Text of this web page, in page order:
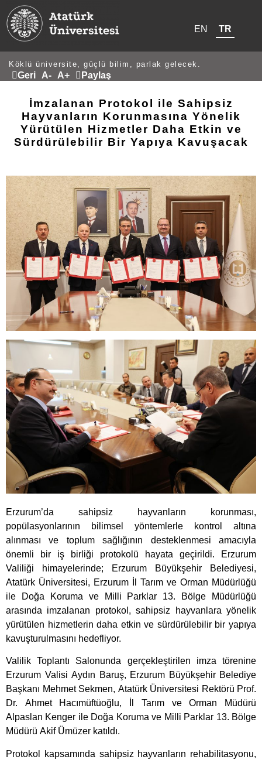
EN TR
Köklü üniversite, güçlü bilim, parlak gelecek.
Geri A- A+ Paylaş
İmzalanan Protokol ile Sahipsiz
Hayvanların Korunmasına Yönelik
Yürütülen Hizmetler Daha Etkin ve
Sürdürülebilir Bir Yapıya Kavuşacak
Erzurum’da sahipsiz hayvanların korunması,
popülasyonlarının bilimsel yöntemlerle kontrol altına
alınması ve toplum sağlığının desteklenmesi amacıyla
önemli bir iş birliği protokolü hayata geçirildi. Erzurum
Valiliği himayelerinde; Erzurum Büyükşehir Belediyesi,
Atatürk Üniversitesi, Erzurum İl Tarım ve Orman Müdürlüğü
ile Doğa Koruma ve Milli Parklar 13. Bölge Müdürlüğü
arasında imzalanan protokol, sahipsiz hayvanlara yönelik
yürütülen hizmetlerin daha etkin ve sürdürülebilir bir yapıya
kavuşturulmasını hedefliyor.
Valilik Toplantı Salonunda gerçekleştirilen imza törenine
Erzurum Valisi Aydın Baruş, Erzurum Büyükşehir Belediye
Başkanı Mehmet Sekmen, Atatürk Üniversitesi Rektörü Prof.
Dr. Ahmet Hacımüftüoğlu, İl Tarım ve Orman Müdürü
Alpaslan Kenger ile Doğa Koruma ve Milli Parklar 13. Bölge
Müdürü Akif Ümüzer katıldı.
Protokol kapsamında sahipsiz hayvanların rehabilitasyonu,